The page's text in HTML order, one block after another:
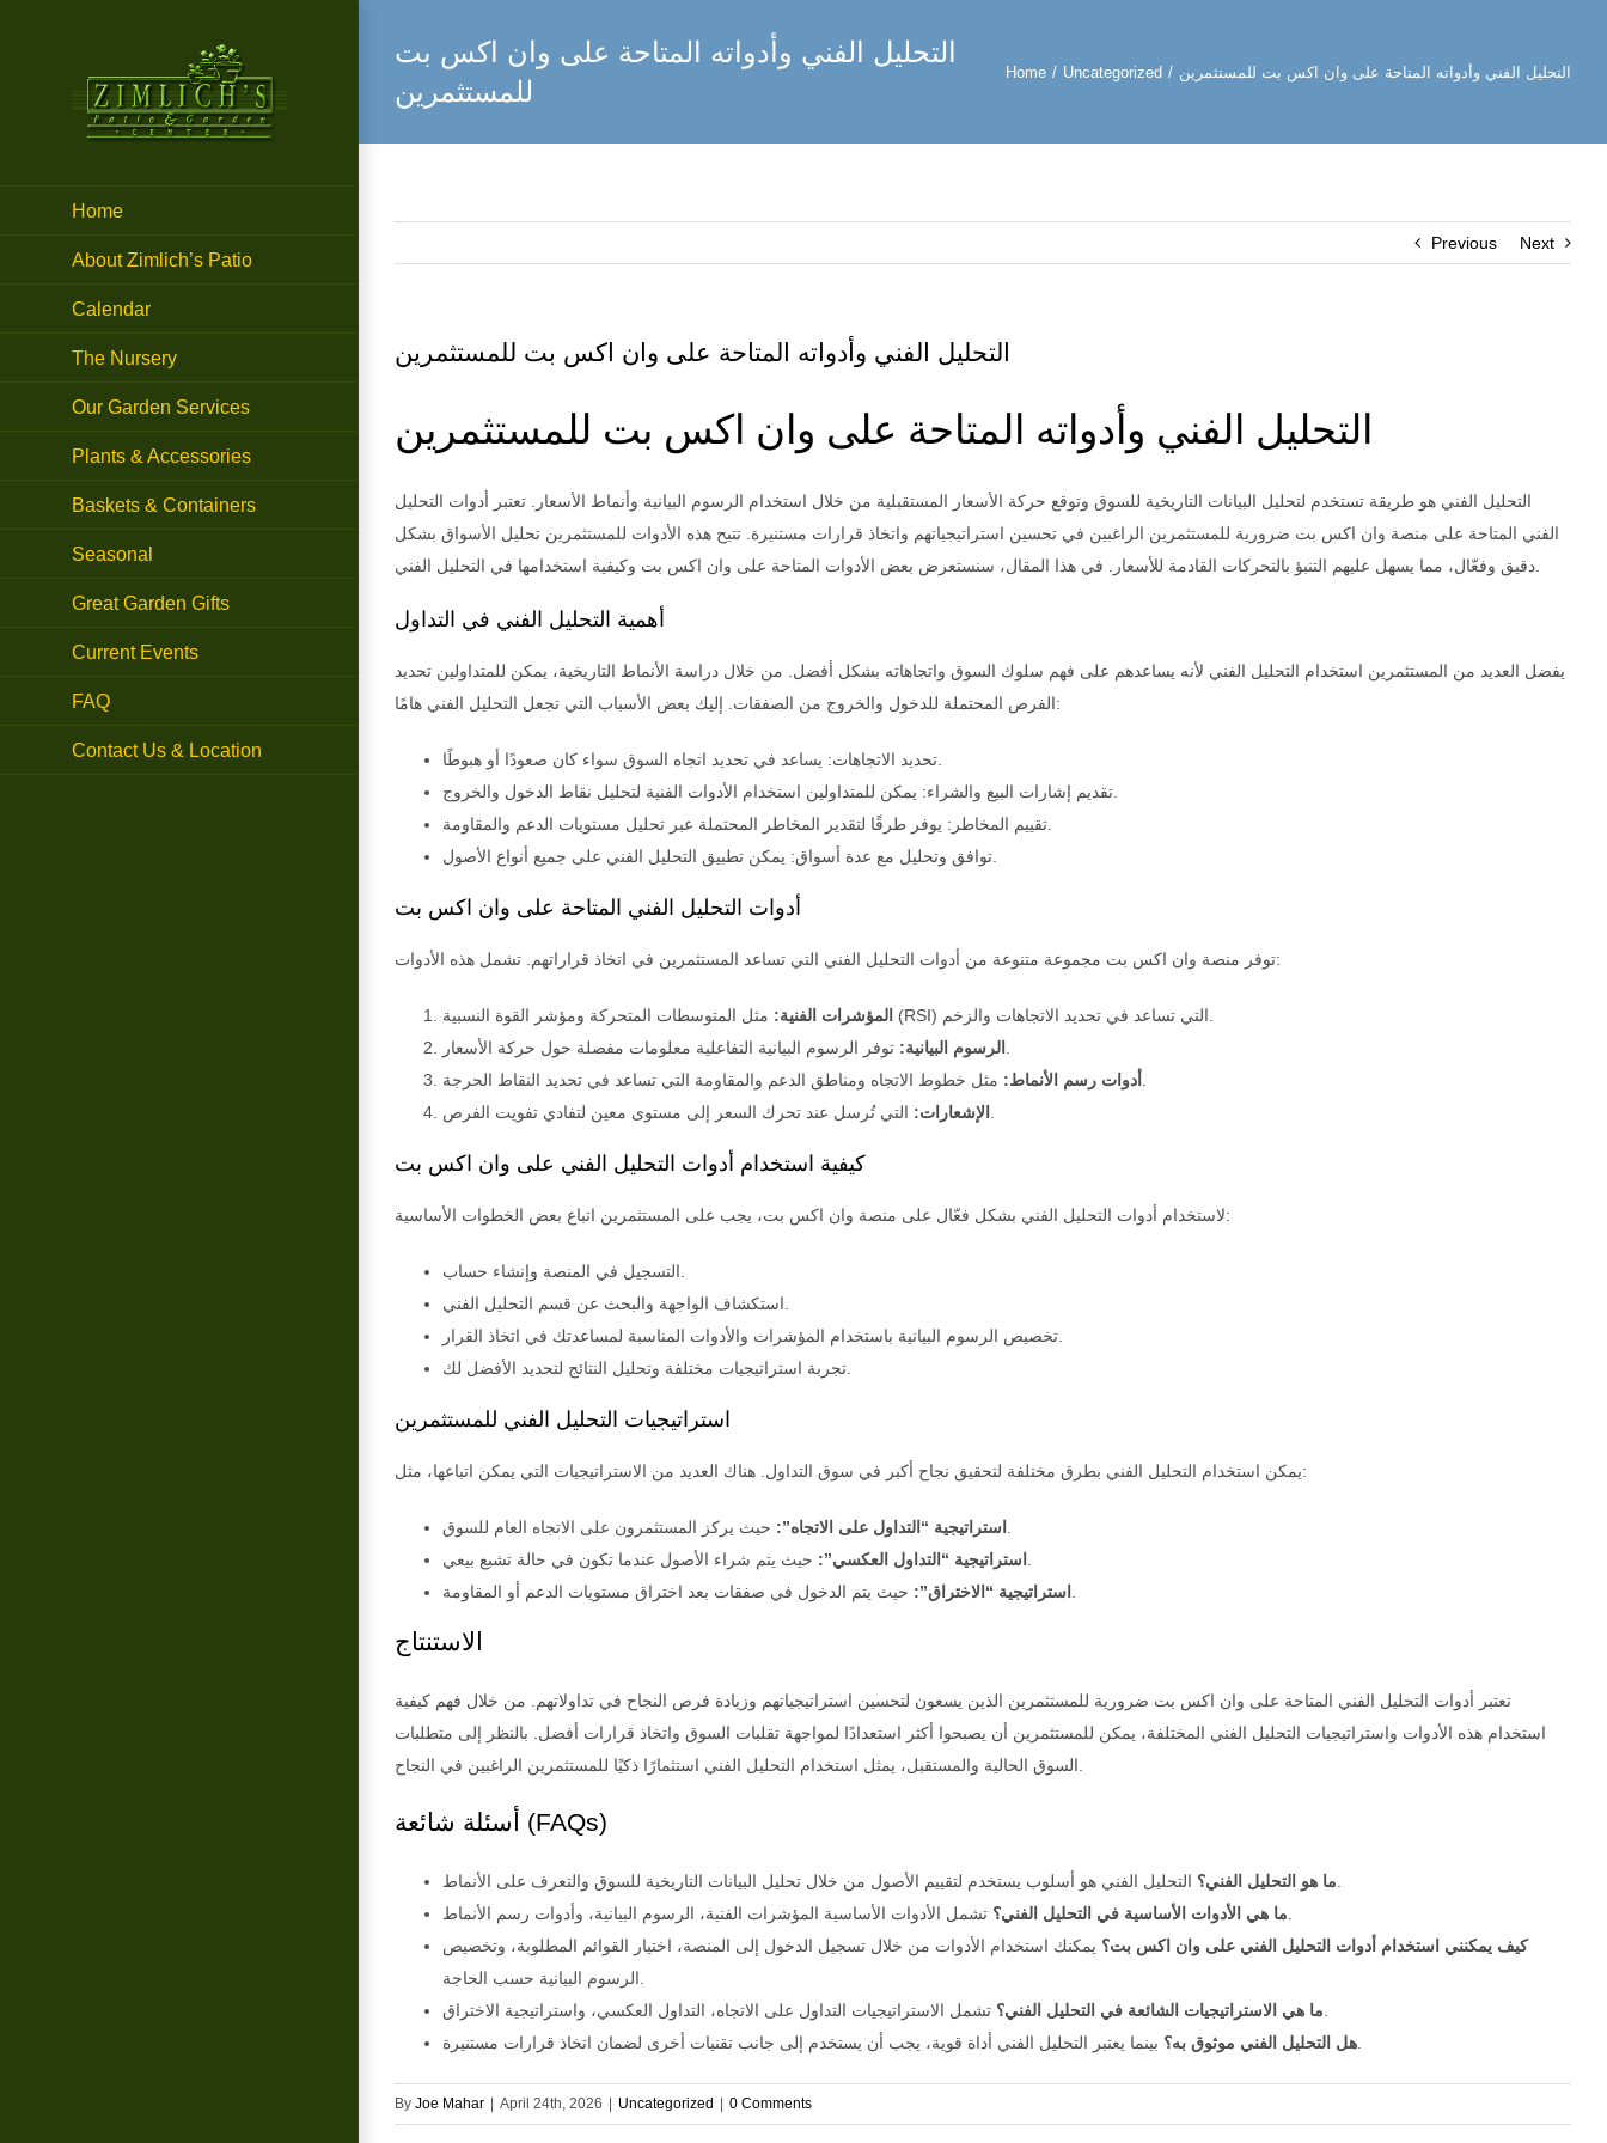
Home
About Zimlich’s Patio
Calendar
The Nursery
Our Garden Services
Plants & Accessories
Baskets & Containers
Seasonal
Great Garden Gifts
Current Events
FAQ
Contact Us & Location
التحليل الفني وأدواته المتاحة على وان اكس بت
للمستثمرين
Home / Uncategorized / التحليل الفني وأدواته المتاحة على وان اكس بت للمستثمرين
Previous Next
التحليل الفني وأدواته المتاحة على وان اكس بت للمستثمرين
التحليل الفني وأدواته المتاحة على وان اكس بت للمستثمرين
التحليل الفني هو طريقة تستخدم لتحليل البيانات التاريخية للسوق وتوقع حركة الأسعار المستقبلية من خلال استخدام الرسوم البيانية وأنماط الأسعار. تعتبر أدوات التحليل
الفني المتاحة على منصة وان اكس بت ضرورية للمستثمرين الراغبين في تحسين استراتيجياتهم واتخاذ قرارات مستنيرة. تتيح هذه الأدوات للمستثمرين تحليل الأسواق بشكل
أهمية التحليل الفني في التداول
يفضل العديد من المستثمرين استخدام التحليل الفني لأنه يساعدهم على فهم سلوك السوق واتجاهاته بشكل أفضل. من خلال دراسة الأنماط التاريخية، يمكن للمتداولين تحديد
الفرص المحتملة للدخول والخروج من الصفقات. إليك بعض الأسباب التي تجعل التحليل الفني هامًا:
أدوات التحليل الفني المتاحة على وان اكس بت
توفر منصة وان اكس بت مجموعة متنوعة من أدوات التحليل الفني التي تساعد المستثمرين في اتخاذ قراراتهم. تشمل هذه الأدوات:
المؤشرات الفنية:
الرسوم البيانية:
أدوات رسم الأنماط:
الإشعارات:
كيفية استخدام أدوات التحليل الفني على وان اكس بت
لاستخدام أدوات التحليل الفني بشكل فعّال على منصة وان اكس بت، يجب على المستثمرين اتباع بعض الخطوات الأساسية:
استراتيجيات التحليل الفني للمستثمرين
يمكن استخدام التحليل الفني بطرق مختلفة لتحقيق نجاح أكبر في سوق التداول. هناك العديد من الاستراتيجيات التي يمكن اتباعها، مثل:
استراتيجية “التداول على الاتجاه”:
استراتيجية “التداول العكسي”:
استراتيجية “الاختراق”:
الاستنتاج
تعتبر أدوات التحليل الفني المتاحة على وان اكس بت ضرورية للمستثمرين الذين يسعون لتحسين استراتيجياتهم وزيادة فرص النجاح في تداولاتهم. من خلال فهم كيفية
استخدام هذه الأدوات واستراتيجيات التحليل الفني المختلفة، يمكن للمستثمرين أن يصبحوا أكثر استعدادًا لمواجهة تقلبات السوق واتخاذ قرارات أفضل. بالنظر إلى متطلبات
أسئلة شائعة (FAQs)
ما هو التحليل الفني؟
ما هي الأدوات الأساسية في التحليل الفني؟
كيف يمكنني استخدام أدوات التحليل الفني على وان اكس بت؟ يمكنك استخدام الأدوات من خلال تسجيل الدخول إلى المنصة، اختيار القوائم المطلوبة، وتخصيص
ما هي الاستراتيجيات الشائعة في التحليل الفني؟
هل التحليل الفني موثوق به؟
By Joe Mahar April 24th, 2026 Uncategorized 0 Comments